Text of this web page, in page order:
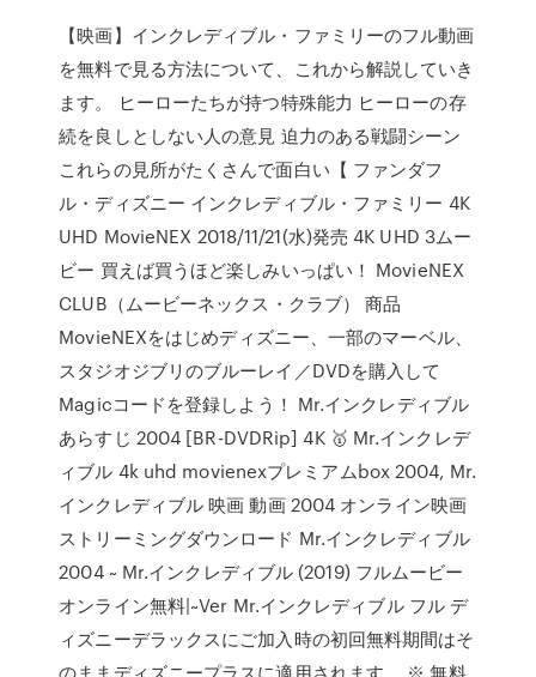
【映画】インクレディブル・ファミリーのフル動画
を無料で見る方法について、これから解説していき
ます。 ヒーローたちが持つ特殊能力 ヒーローの存
続を良しとしない人の意見 迫力のある戦闘シーン
これらの見所がたくさんで面白い【 ファンダフ
ル・ディズニー インクレディブル・ファミリー 4K
UHD MovieNEX 2018/11/21(水)発売 4K UHD 3ムー
ビー 買えば買うほど楽しみいっぱい！ MovieNEX
CLUB（ムービーネックス・クラブ） 商品
MovieNEXをはじめディズニー、一部のマーベル、
スタジオジブリのブルーレイ／DVDを購入して
Magicコードを登録しよう！ Mr.インクレディブル
あらすじ 2004 [BR-DVDRip] 4K 🥇 Mr.インクレデ
ィブル 4k uhd movienexプレミアムbox 2004, Mr.
インクレディブル 映画 動画 2004 オンライン映画
ストリーミングダウンロード Mr.インクレディブル
2004 ~ Mr.インクレディブル (2019) フルムービー
オンライン無料|~Ver Mr.インクレディブル フル デ
ィズニーデラックスにご加入時の初回無料期間はそ
のままディズニープラスに適用されます。 ※ 無料